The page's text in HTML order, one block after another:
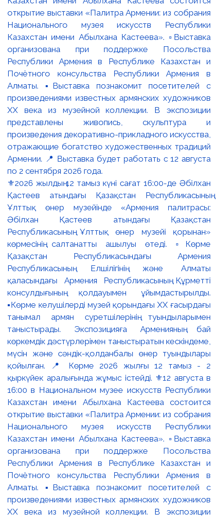
⚜️2026 жылдың 12 тамыз күні сағат 16:00-де Әбілхан
Қастеев атындағы Қазақстан Республикасының
Ұлттық өнер музейінде «Армения палитрасы:
Әбілхан Қастеев атындағы Қазақстан
Республикасының Ұлттық өнер музейі қорынан»
көрмесінің салтанатты ашылуы өтеді. ▫️Көрме
Қазақстан Республикасындағы Армения
Республикасының Елшілігінің және Алматы
қаласындағы Армения Республикасының Құрметті
консулдығының қолдауымен ұйымдастырылды.
▪️Көрме келушілерді музей қорындағы ХХ ғасырдағы
танымал армян суретшілерінің туындыларымен
таныстырады. Экспозицияға Арменияның бай
көркемдік дәстүрлерімен таныстыратын кескіндеме,
мүсін және сәндік-қолданбалы өнер туындылары
қойылған. 📍 Көрме 2026 жылғы 12 тамыз - 2
қыркүйек аралығында жұмыс істейді. ⚜️12 августа в
16:00 в Национальном музее искусств Республики
Казахстан имени Абылхана Кастеева состоится
открытие выставки «Палитра Армении: из собрания
Национального музея искусств Республики
Казахстан имени Абылхана Кастеева». ▫️Выставка
организована при поддержке Посольства
Республики Армения в Республике Казахстан и
Почётного консульства Республики Армения в
Алматы. ▪️Выставка познакомит посетителей с
произведениями известных армянских художников
XX века из музейной коллекции. В экспозиции